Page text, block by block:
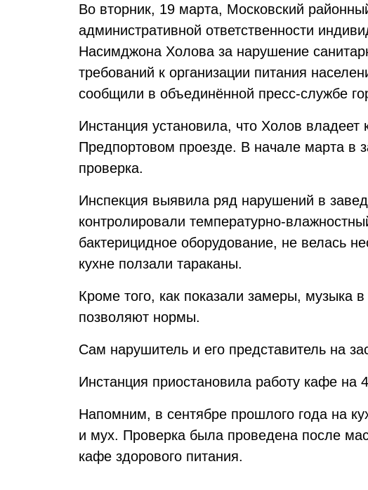
Во вторник, 19 марта, Московский
административной ответственности
Насимджона Холова за нарушение
требований к организации питания
сообщили в объединённой пресс-службе
Инстанция установила, что Холов
Предпортовом проезде. В начале марта в
проверка.
Инспекция выявила ряд нарушений в
контролировали температурно-
бактерицидное оборудование, не велась
кухне ползали тараканы.
Кроме того, как показали замеры, музыка
позволяют нормы.
Сам нарушитель и его представитель на
Инстанция приостановила работу кафе на
Напомним, в сентябре прошлого года на
и мух. Проверка была проведена после
кафе здорового питания.